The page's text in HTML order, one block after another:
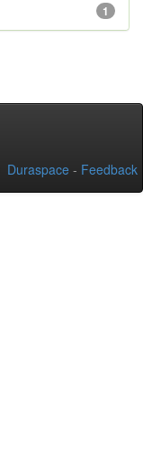
1
Duraspace - Feedback